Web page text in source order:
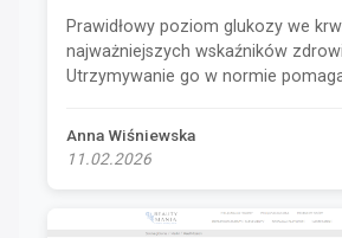
Prawidłowy poziom glukozy we
najważniejszych wskaźników
Utrzymywanie go w normie
Anna Wiśniewska
11.02.2026